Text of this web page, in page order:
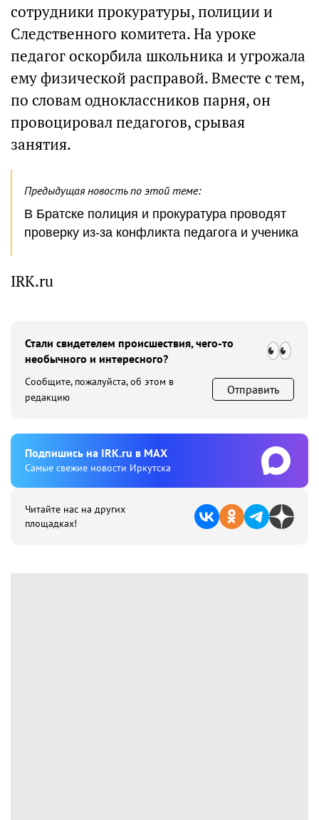
сотрудники прокуратуры, полиции и
Следственного комитета. На уроке
педагог оскорбила школьника и угрожала
ему физической расправой. Вместе с тем,
по словам одноклассников парня, он
провоцировал педагогов, срывая
занятия.
Предыдущая новость по этой теме:
В Братске полиция и прокуратура проводят
проверку из-за конфликта педагога и ученика
IRK.ru
Стали свидетелем происшествия, чего-то
необычного и интересного?
Сообщите, пожалуйста, об этом в
редакцию
Отправить
Подпишиcь на IRK.ru в MAX
Cамые свежие новости Иркутска
Читайте нас на других
площадках!